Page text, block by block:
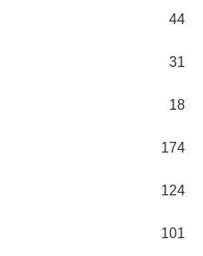
44
31
18
174
124
101